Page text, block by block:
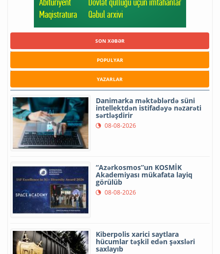
SON XƏBƏR
POPULYAR
YAZARLAR
Danimarka məktəblərdə süni
intellektdən istifadəyə nəzarəti
sərtləşdirir
08-08-2026
“Azərkosmos”un KOSMİK
Akademiyası mükafata layiq
görülüb
08-08-2026
Kiberpolis xarici saytlara
hücumlar təşkil edən şəxsləri
saxlayıb